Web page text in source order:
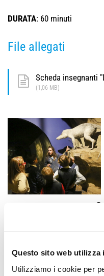
Questo sito web utilizza
Utilizziamo i cookie per
DURATA: 60 minuti
File allegati
Scheda insegnanti
(1,06 MB)
Biodiversità